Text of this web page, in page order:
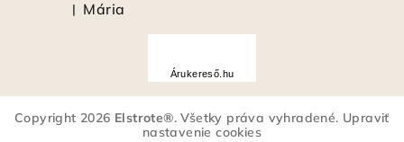
Hodnotenie produktu je 5 z 5 hviezdičiek.
| Mária
u
e
Árukereső.hu
Copyright 2026 Elstrote®. Všetky práva vyhradené. Upraviť
nastavenie cookies